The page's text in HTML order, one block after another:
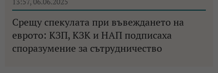
Срещу спекулата при въвеждането на
еврото: КЗП, КЗК и НАП подписаха
споразумение за сътрудничество